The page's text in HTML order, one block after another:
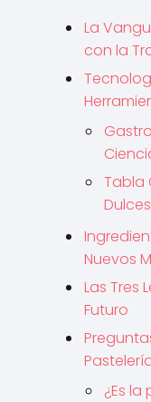
La
con la
Tabla
Dulces
Nuevos
Las Tres
Futuro
¿Es